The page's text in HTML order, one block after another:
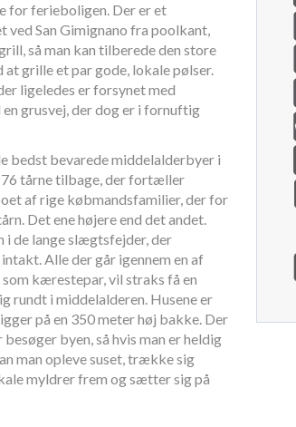
for ferieboligen. Der er et
San Gimignano fra poolkant,
så man kan tilberede den store
at grille et par gode, lokale pølser.
ligeledes er forsynet med
grusvej, der dog er i fornuftig
bedst bevarede middelalderbyer i
76 tårne tilbage, der fortæller
af rige købmandsfamilier, der for
Det ene højere end det andet.
i de lange slægtsfejder, der
Alle der går igennem en af
kærestepar, vil straks få en
rundt i middelalderen. Husene er
på en 350 meter høj bakke. Der
byen, så hvis man er heldig
man opleve suset, trække sig
myldrer frem og sætter sig på